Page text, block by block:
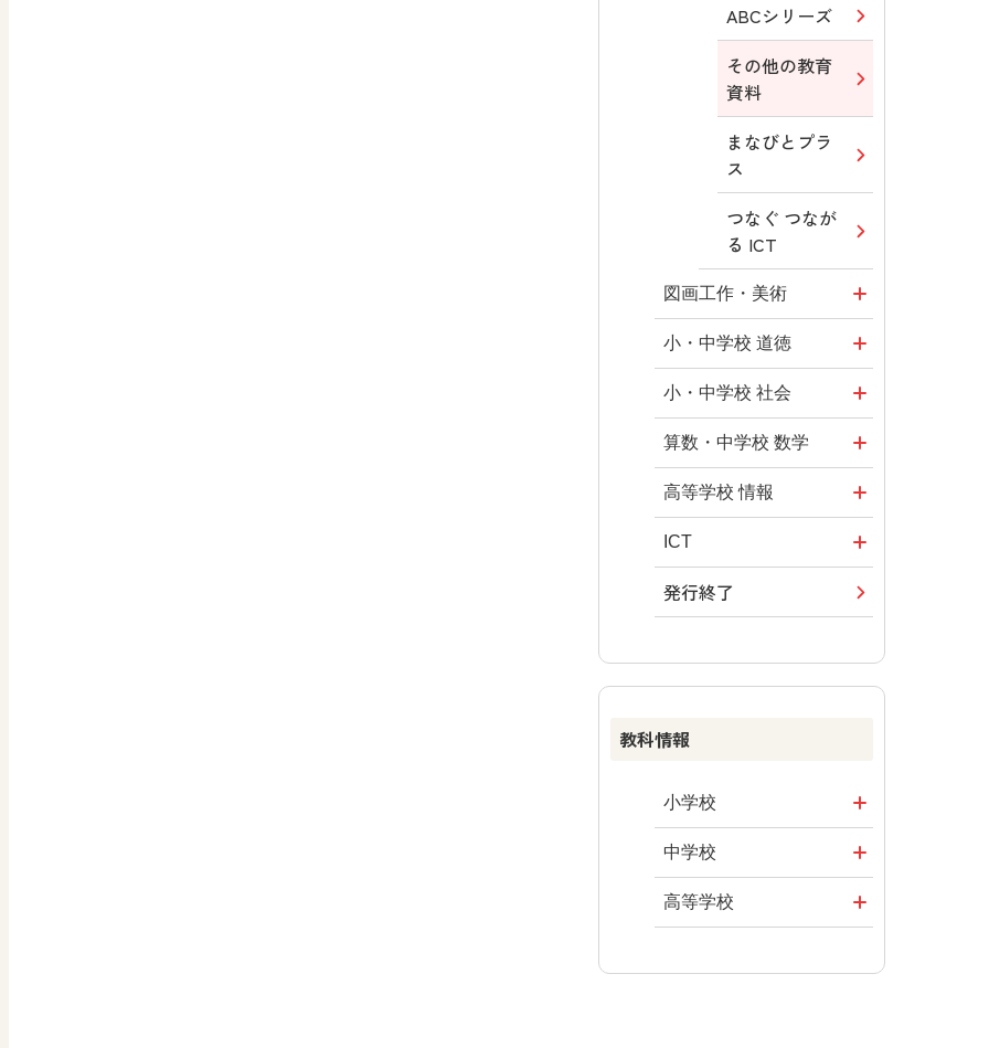
ABCシリーズ
その他の教育
資料
まなびとプラ
ス
つなぐ つなが
る ICT
図画工作・美術
形 forme
十人虹色 ～
「違う」の楽
しみかた～
図工のみかた
美術館
ABCシリーズ
その他の教育
小・中学校 道徳
どうとくのひ
ろば
どうする？と
くだ先生！
―マンガで考
どうする？と
くだ先生！2
ス
小・中学校 社会
社会科NAVI
マンガでわか
る社会科授
社会科NAVIプ
ラス
ABCシリーズ
ス
算数・中学校 数学
ROOT
習状況調査
教科書活用の
ポイント
算数授業のス
その他の教育
資料
高等学校 情報
n
情報科プラス
その他の教育
資料
ICT
つなぐ つなが
る ICT
その他の教育
資料
発行終了
教科情報
小学校
算数
中学校
社会 地理
高等学校